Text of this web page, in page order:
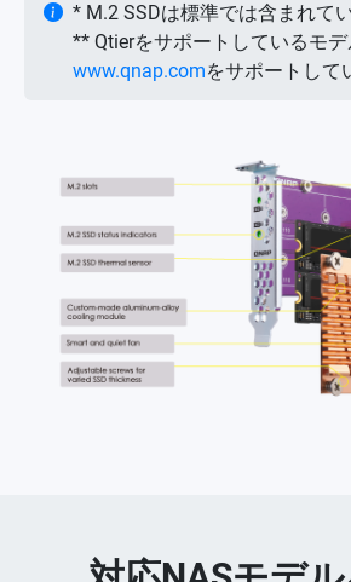
* M.2 SSDは標準では含まれて
** Qtierをサポートしているモデ
www.qnap.comをサポートして